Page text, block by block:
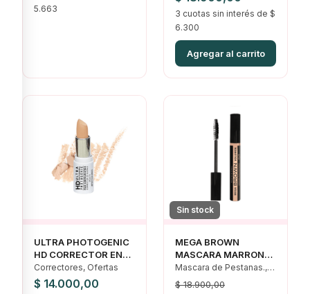
5.663
precio
original
era:
precio
es:
$ 18.900,00.
3 cuotas sin interés de $
6.300
Agregar al carrito
ULTRA PHOTOGENIC
HD CORRECTOR EN
BARRA IDI
HIPOALERGENICO
Correctores, Ofertas
$ 14.000,00
Sin stock
MEGA BROWN
MASCARA MARRON
HIPOALERGENICA IDI
Mascara de Pestanas.,
Ojos
$18.900,00